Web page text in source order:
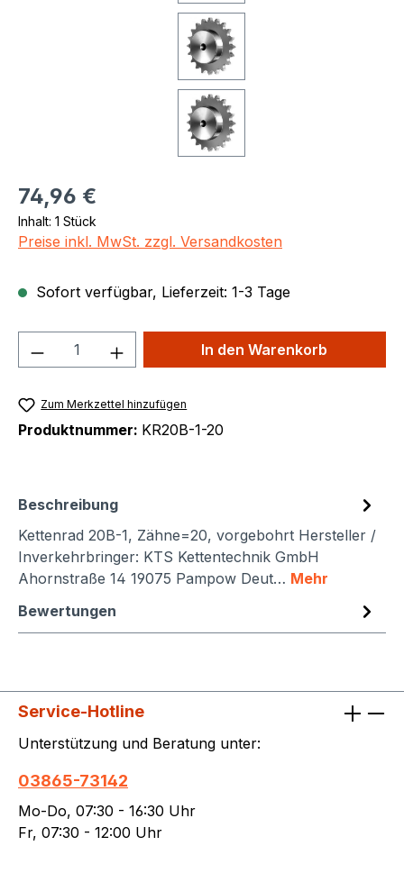
Regulärer Preis:
74,96 €
Inhalt: 1 Stück
Preise inkl. MwSt. zzgl. Versandkosten
Sofort verfügbar, Lieferzeit: 1-3 Tage
Produkt Anzahl: Gib denIn den Warenkorb
Zum Merkzettel hinzufügen
Produktnummer: KR20B-1-20
Beschreibung
Kettenrad 20B-1, Zähne=20, vorgebohrt Hersteller /
Inverkehrbringer: KTS Kettentechnik GmbH
Ahornstraße 14 19075 Pampow Deut… Mehr
Bewertungen
Service-Hotline
Unterstützung und Beratung unter:
03865-73142
Mo-Do, 07:30 - 16:30 Uhr
Fr, 07:30 - 12:00 Uhr